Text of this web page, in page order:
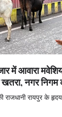
में आवारा
खतरा, नगर निगम
रायपुर के